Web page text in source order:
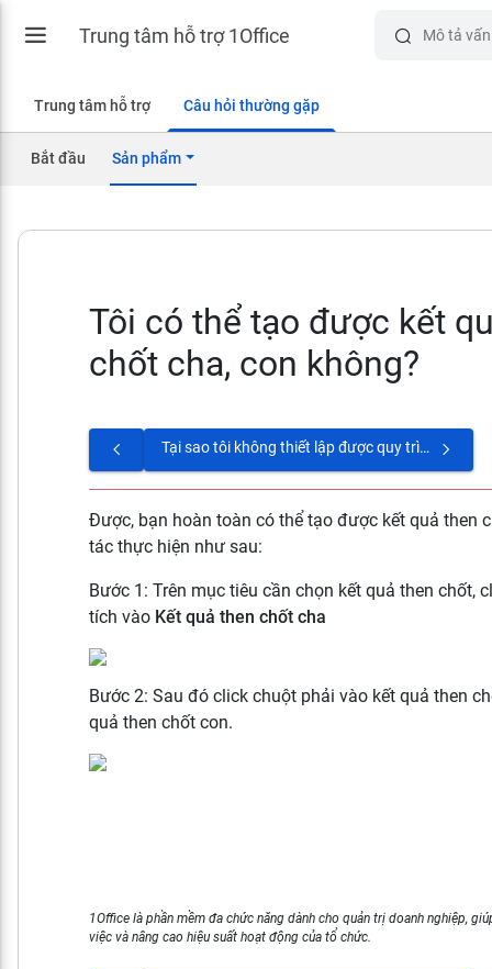
Trung tâm hỗ trợ 1Office
Trung tâm hỗ trợ Câu hỏi thường gặp
Bắt đầu Sản phẩm
Tôi có thể tạo được kết
chốt cha, con không?
Tại sao tôi không thiết lập được quy trình duyệt cho kỳ đánh giá?
Được, bạn hoàn toàn có thể tạo được kết quả then
tác thực hiện như sau:
Bước 1: Trên mục tiêu cần chọn kết quả then chốt,
tích vào Kết quả then chốt cha
Bước 2: Sau đó click chuột phải vào kết quả then
quả then chốt con.
1Office là phần mềm đa chức năng dành cho quản trị doanh nghiệp,
việc và nâng cao hiệu suất hoạt động của tổ chức.